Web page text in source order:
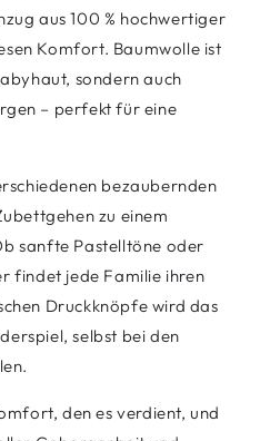
aus 100 % hochwertiger
Komfort. Baumwolle ist
sondern auch
– perfekt für eine
bezaubernden
zu einem
sanfte Pastelltöne oder
findet jede Familie ihren
Druckknöpfe wird das
selbst bei den
den es verdient, und